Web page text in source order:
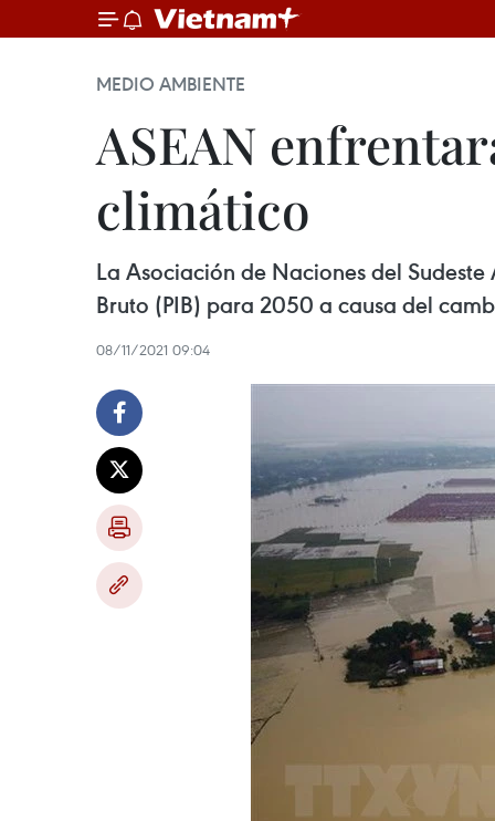
MEDIO AMBIENTE
ASEAN
climático
La Asociación de Naciones del
Bruto (PIB) para 2050 a causa del
08/11/2021 09:04